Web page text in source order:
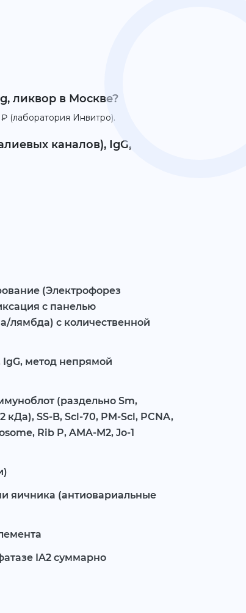
ликвор в Москве?
(лаборатория Инвитро).
каналов), IgG,
(Электрофорез
с панелью
лямбда) c количественной
метод непрямой
(раздельно Sm,
кДа), SS-B, Scl-70, PM-Scl, PCNA,
Rib P, AMA-M2, Jo-1
яичника (антиовариальные
IA2 суммарно